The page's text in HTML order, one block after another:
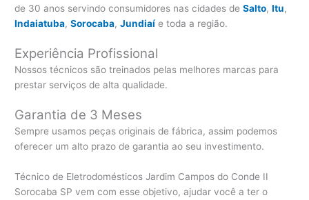
de 30 anos servindo consumidores nas cidades deSalto,Itu,
Indaiatuba,Sorocaba,Jundiaí e toda a região.
Experiência Profissional
Nossos técnicos são treinados pelas melhores marcas para
prestar serviços de alta qualidade.
Garantia de 3 Meses
Sempre usamos peças originais de fábrica, assim podemos
oferecer um alto prazo de garantia ao seu investimento.
Técnico de Eletrodomésticos Jardim Campos do Conde II
Sorocaba SP vem com esse objetivo, ajudar você a ter o